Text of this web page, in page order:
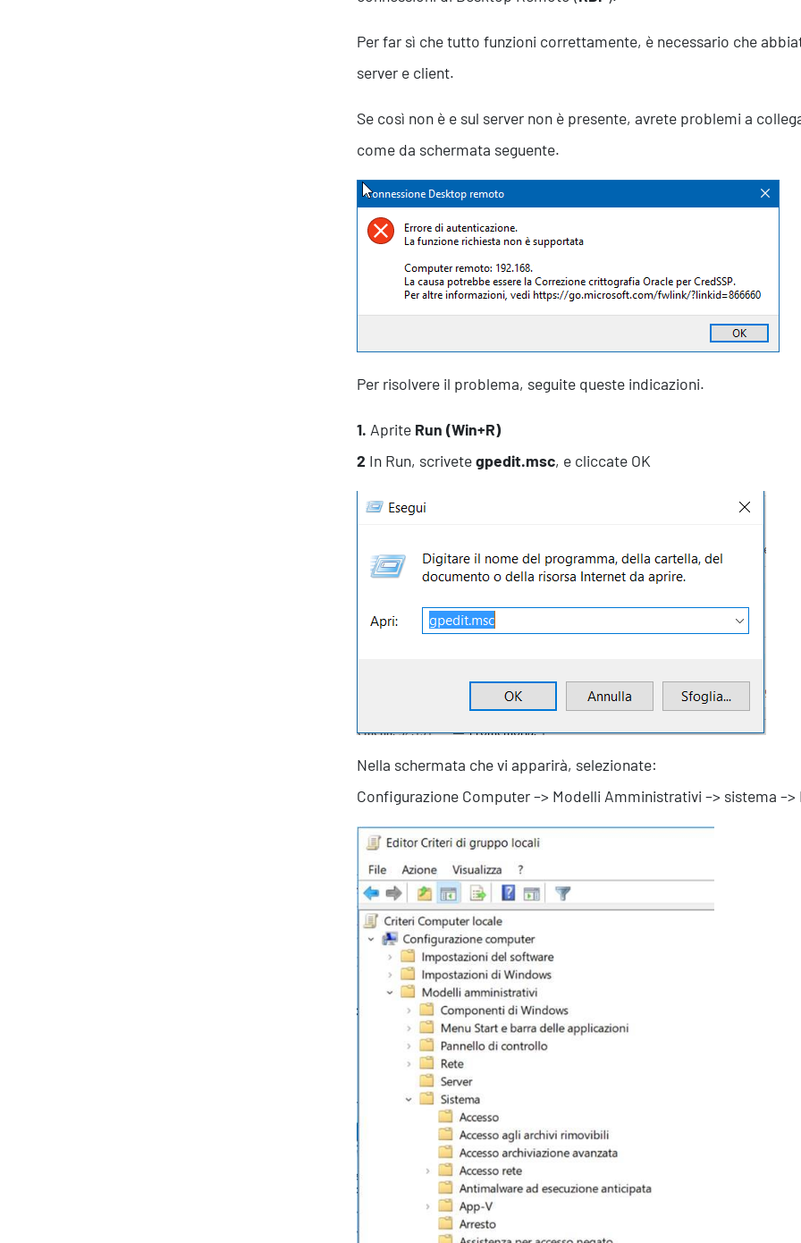
Servizi
Per far sì che tutto funzioni correttamente, è necessario che
server e client.
Se così non è e sul server non è presente, avrete problemi a
come da schermata seguente.
Per risolvere il problema, seguite queste indicazioni.
1. Aprite Run (Win+R)
2 In Run, scrivetegpedit.msc, e cliccate OK
Nella schermata che vi apparirà, selezionate:
Configurazione Computer –> Modelli Amministrativi –> sistema –>